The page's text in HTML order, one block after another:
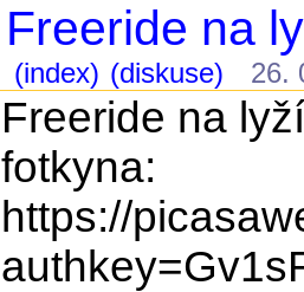
Freeride na
(index) (diskuse) 26.
Freeride na
fotkyna:
https://